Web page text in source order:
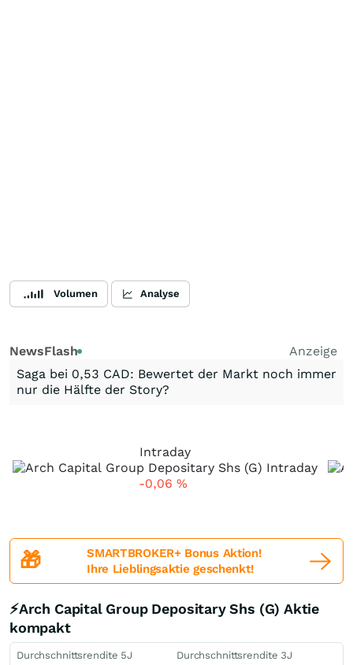
Volumen Analyse
NewsFlash
Anzeige
Saga bei 0,53 CAD: Bewertet der Markt noch immer
nur die Hälfte der Story?
Intraday
-0,06 %
🎁
SMARTBROKER+ Bonus Aktion!
Ihre Lieblingsaktie geschenkt!
⚡Arch Capital Group Depositary Shs (G) Aktie
kompakt
Durchschnittsrendite 5J Durchschnittsrendite 3J